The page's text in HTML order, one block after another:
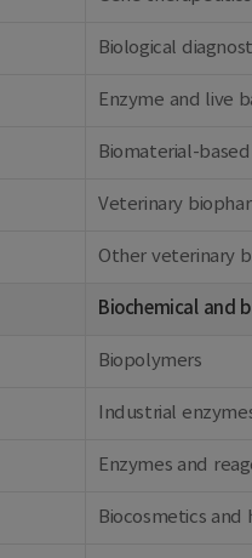
Biological
Enzyme and live
Biomaterial-
Veterinary
Other veterinary
Biochemical and
Biopolymers
Industrial
Enzymes and
Biocosmetics and